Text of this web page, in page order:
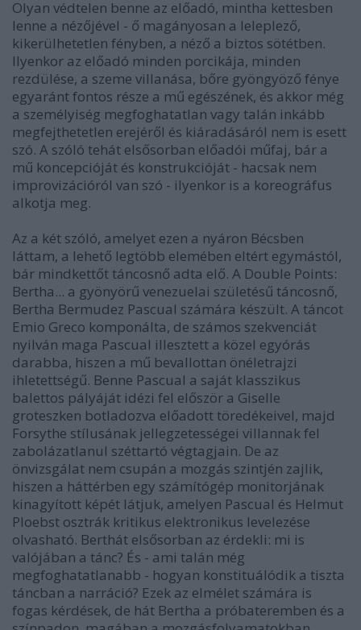
Olyan védtelen benne az előadó, mintha kettesben
lenne a nézőjével - ő magányosan a leleplező,
kikerülhetetlen fényben, a néző a biztos sötétben.
Ilyenkor az előadó minden porcikája, minden
rezdülése, a szeme villanása, bőre gyöngyöző fénye
egyaránt fontos része a mű egészének, és akkor még
a személyiség megfoghatatlan vagy talán inkább
megfejthetetlen erejéről és kiáradásáról nem is esett
szó. A szóló tehát elsősorban előadói műfaj, bár a
mű koncepcióját és konstrukcióját - hacsak nem
improvizációról van szó - ilyenkor is a koreográfus
alkotja meg.
Az a két szóló, amelyet ezen a nyáron Bécsben
láttam, a lehető legtöbb elemében eltért egymástól,
bár mindkettőt táncosnő adta elő. A Double Points:
Bertha... a gyönyörű venezuelai születésű táncosnő,
Bertha Bermudez Pascual számára készült. A táncot
Emio Greco komponálta, de számos szekvenciát
nyilván maga Pascual illesztett a közel egyórás
darabba, hiszen a mű bevallottan önéletrajzi
ihletettségű. Benne Pascual a saját klasszikus
balettos pályáját idézi fel először a Giselle
groteszken botladozva előadott töredékeivel, majd
Forsythe stílusának jellegzetességei villannak fel
zabolázatlanul széttartó végtagjain. De az
önvizsgálat nem csupán a mozgás szintjén zajlik,
hiszen a háttérben egy számítógép monitorjának
kinagyított képét látjuk, amelyen Pascual és Helmut
Ploebst osztrák kritikus elektronikus levelezése
olvasható. Berthát elsősorban az érdekli: mi is
valójában a tánc? És - ami talán még
megfoghatatlanabb - hogyan konstituálódik a tiszta
táncban a narráció? Ezek az elmélet számára is
fogas kérdések, de hát Bertha a próbateremben és a